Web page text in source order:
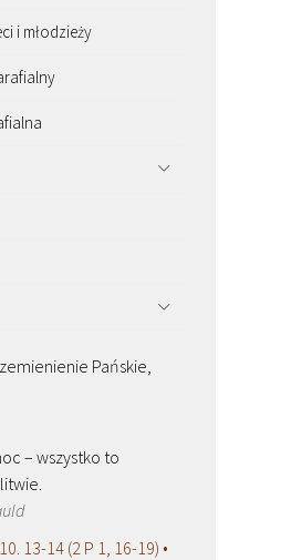
i młodzieży
Pańskie,
– wszystko to
13-14 (2 P 1, 16-19) •